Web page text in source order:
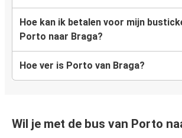
Hoe kan ik betalen voor mijn
Porto naar Braga?
Hoe ver is Porto van Braga?
Wil je met de bus van Porto